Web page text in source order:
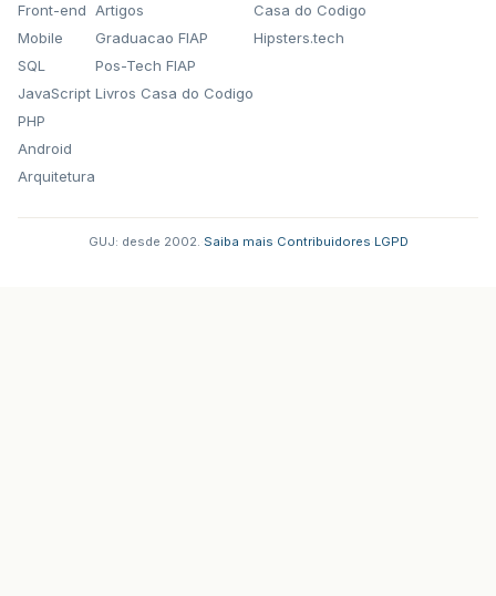
Front-end
Mobile
SQL
JavaScript
PHP
Android
Arquitetura
Artigos
Graduacao FIAP
Pos-Tech FIAP
Livros Casa do Codigo
Casa do Codigo
Hipsters.tech
GUJ: desde 2002. Saiba mais Contribuidores LGPD